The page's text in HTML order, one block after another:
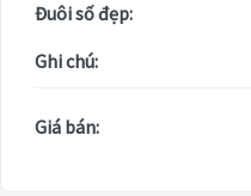
Đuôi số đẹp:
Ghi chú:
Giá bán: